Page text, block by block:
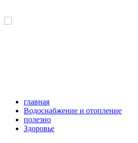
главная
Водоснабжение и отопление
полезно
Здоровье